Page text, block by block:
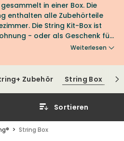
in einer Box. Die
enthalten alle Zubehörteile
Die String Kit-Box ist
- oder als Geschenk für
Weiterlesen
Zubehör String Box
Sortieren
String Box